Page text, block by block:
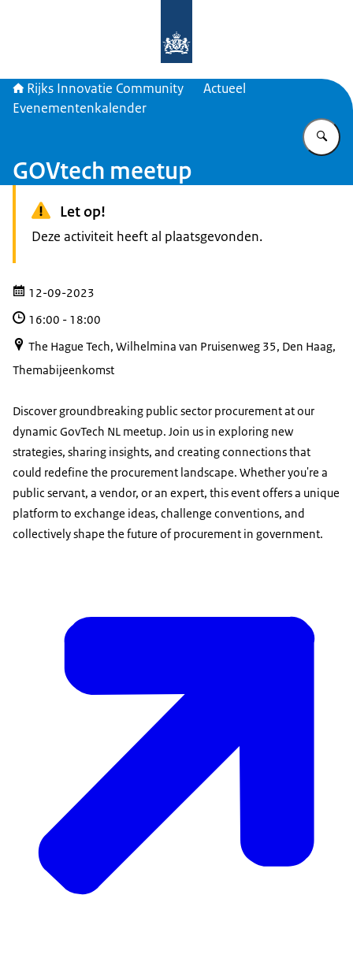
Rijks Innovatie Community
Actueel
Evenementenkalender
GOVtech meetup
Let op!
Deze activiteit heeft al plaatsgevonden.
12-09-2023
16:00 - 18:00
The Hague Tech, Wilhelmina van Pruisenweg 35, Den Haag,
Themabijeenkomst
Discover groundbreaking public sector procurement at our
dynamic GovTech NL meetup. Join us in exploring new
strategies, sharing insights, and creating connections that
could redefine the procurement landscape. Whether you're a
public servant, a vendor, or an expert, this event offers a unique
platform to exchange ideas, challenge conventions, and
collectively shape the future of procurement in government.